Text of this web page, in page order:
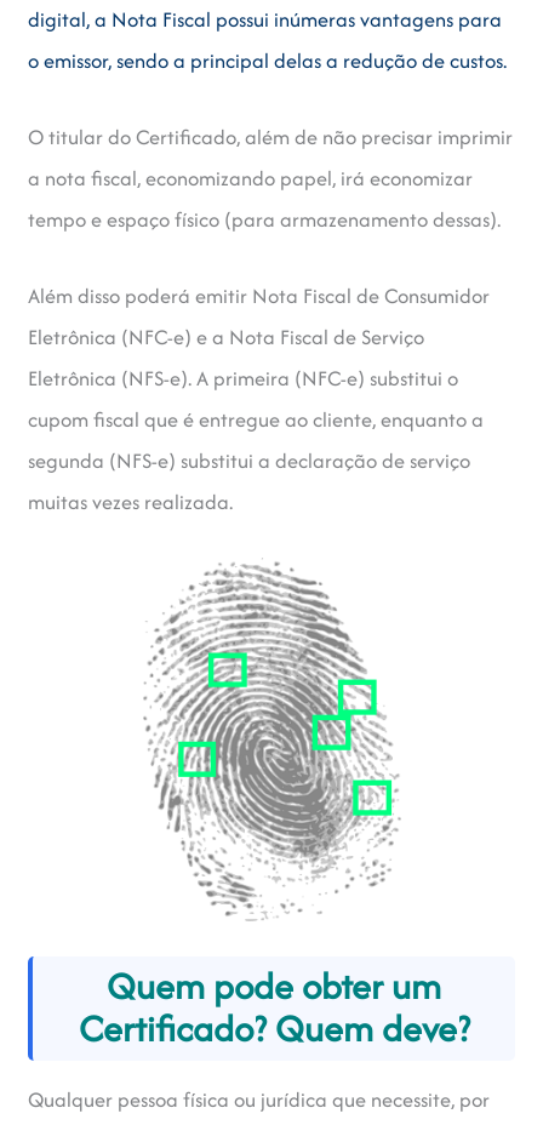
digital, a Nota Fiscal possui inúmeras vantagens para
o emissor, sendo a principal delas a redução de custos.
O titular do Certificado, além de não precisar imprimir
a nota fiscal, economizando papel, irá economizar
tempo e espaço físico (para armazenamento dessas).
Além disso poderá emitir Nota Fiscal de Consumidor
Eletrônica (NFC-e) e a Nota Fiscal de Serviço
Eletrônica (NFS-e). A primeira (NFC-e) substitui o
cupom fiscal que é entregue ao cliente, enquanto a
segunda (NFS-e) substitui a declaração de serviço
muitas vezes realizada.
Quem pode obter um
Certificado? Quem deve?
Qualquer pessoa física ou jurídica que necessite, por